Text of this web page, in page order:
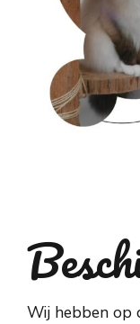
Wij hebben op